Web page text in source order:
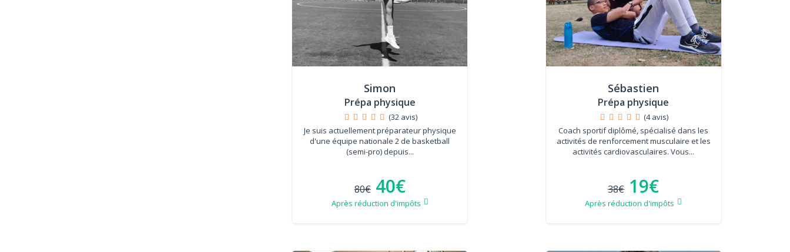
Simon
Prépa physique
(32 avis)
Je suis actuellement préparateur physique
d'une équipe nationale 2 de basketball
(semi-pro) depuis...
80€ 40€
Après réduction d'impôts
Sébastien
Prépa physique
(4 avis)
Coach sportif diplômé, spécialisé dans les
activités de renforcement musculaire et les
activités cardiovasculaires. Vous...
38€ 19€
Après réduction d'impôts